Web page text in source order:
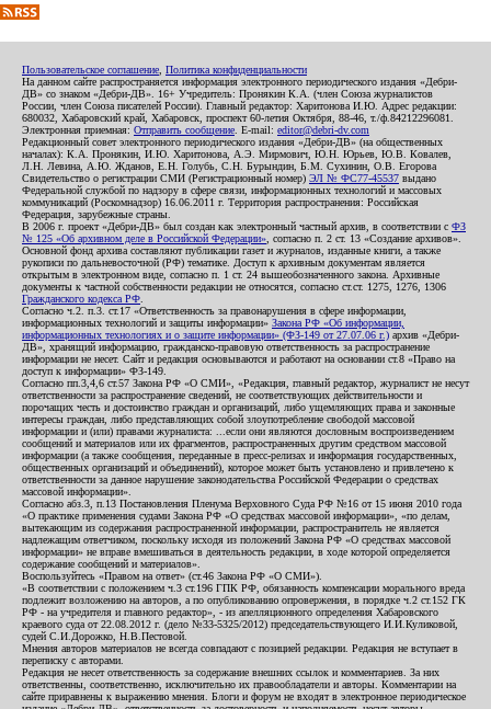
Пользовательское соглашение Политика конфиденциальности
На данном сайте распространяется информация электронного периодического издания «Дебри-
ДВ» со знаком «Дебри-ДВ». 16+ Учредитель: Пронякин К.А. (член Союза журналистов
России, член Союза писателей России). Главный редактор: Харитонова И.Ю. Адрес редакции:
680032, Хабаровский край, Хабаровск, проспект 60-летия Октября, 88-46, т./ф.84212296081.
Электронная приемная: Отправить сообщение . E-mail: editor@debri-dv.com
Редакционный совет электронного периодического издания «Дебри-ДВ» (на общественных
началах): К.А. Пронякин, И.Ю. Харитонова, А.Э. Мирмович, Ю.Н. Юрьев, Ю.В. Ковалев,
Л.Н. Левина, А.Ю. Жданов, Е.Н. Голубь, С.Н. Бурындин, Б.М. Сухинин, О.В. Егорова
Свидетельство о регистрации СМИ (Регистрационный номер) ЭЛ № ФС77-45537 выдано
Федеральной службой по надзору в сфере связи, информационных технологий и массовых
коммуникаций (Роскомнадзор) 16.06.2011 г. Территория распространения: Российская
Федерация, зарубежные страны.
В 2006 г. проект «Дебри-ДВ» был создан как электронный частный архив, в соответствии с ФЗ
№ 125 «Об архивном деле в Российской Федерации» , согласно п. 2 ст. 13 «Создание архивов».
Основной фонд архива составляют публикации газет и журналов, изданные книги, а также
рукописи по дальневосточной (РФ) тематике. Доступ к архивным документам является
открытым в электронном виде, согласно п. 1 ст. 24 вышеобозначенного закона. Архивные
документы к частной собственности редакции не относятся, согласно ст.ст. 1275, 1276, 1306
Гражданского кодекса РФ
Согласно ч.2. п.3. ст.17 «Ответственность за правонарушения в сфере информации,
информационных технологий и защиты информации» Закона РФ «Об информации,
информационных технологиях и о защите информации» (ФЗ-149 от 27.07.06 г.) архив «Дебри-
ДВ», хранящий информацию, гражданско-правовую ответственность за распространение
информации не несет. Сайт и редакция основываются и работают на основании ст.8 «Право на
доступ к информации» ФЗ-149.
Согласно пп.3,4,6 ст.57 Закона РФ «О СМИ», «Редакция, главный редактор, журналист не несут
ответственности за распространение сведений, не соответствующих действительности и
порочащих честь и достоинство граждан и организаций, либо ущемляющих права и законные
интересы граждан, либо представляющих собой злоупотребление свободой массовой
информации и (или) правами журналиста: ...если они являются дословным воспроизведением
сообщений и материалов или их фрагментов, распространенных другим средством массовой
информации (а также сообщения, переданные в пресс-релизах и информация государственных,
общественных организаций и объединений), которое может быть установлено и привлечено к
ответственности за данное нарушение законодательства Российской Федерации о средствах
массовой информации».
Согласно абз.3, п.13 Постановления Пленума Верховного Суда РФ №16 от 15 июня 2010 года
«О практике применения судами Закона РФ «О средствах массовой информации», «по делам,
вытекающим из содержания распространенной информации, распространитель не является
надлежащим ответчиком, поскольку исходя из положений Закона РФ «О средствах массовой
информации» не вправе вмешиваться в деятельность редакции, в ходе которой определяется
содержание сообщений и материалов».
Воспользуйтесь «Правом на ответ» (ст.46 Закона РФ «О СМИ»).
«В соответствии с положением ч.3 ст.196 ГПК РФ, обязанность компенсации морального вреда
подлежит возложению на авторов, а по опубликованию опровержения, в порядке ч.2 ст.152 ГК
РФ - на учредителя и главного редактор», - из апелляционного определения Хабаровского
краевого суда от 22.08.2012 г. (дело №33-5325/2012) председательствующего И.И.Куликовой,
судей С.И.Дорожко, Н.В.Пестовой.
Мнения авторов материалов не всегда совпадают с позицией редакции. Редакция не вступает в
переписку с авторами.
Редакция не несет ответственность за содержание внешних ссылок и комментариев. За них
ответственны, соответственно, исключительно их правообладатели и авторы. Комментарии на
сайте приравнены к выражению мнения. Блоги и форум не входят в электронное периодическое